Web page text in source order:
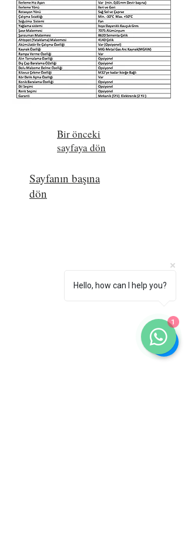
Bir önceki
sayfaya dön
Sayfanın başına
dön
Hello, how can I help you?
1